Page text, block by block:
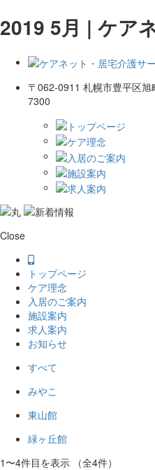
2019 5月 | ケア
〒062-0911 札幌市豊平区
7300
Close
トップページ
ケア理念
入居のご案内
施設案内
求人案内
お知らせ
すべて
みやこ
東山館
緑ヶ丘館
1〜4件目を表示
（全4件）